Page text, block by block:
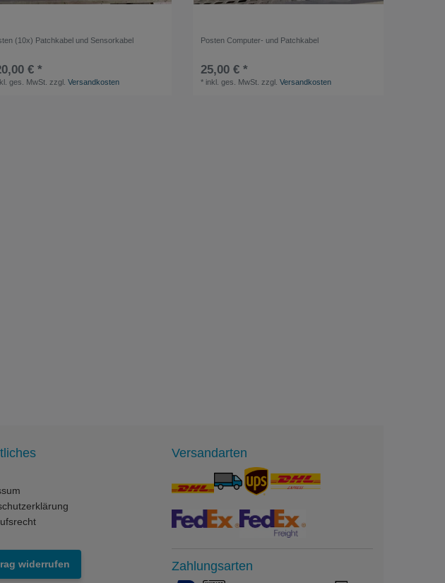
(10x) Patchkabel und Sensorkabel
€ *
ges. MwSt. zzgl.Versandkosten
Posten Computer- und Patchkabel
25,00 € *
* inkl. ges. MwSt. zzgl.Versandkosten
widerrufen
Versandarten
Zahlungsarten